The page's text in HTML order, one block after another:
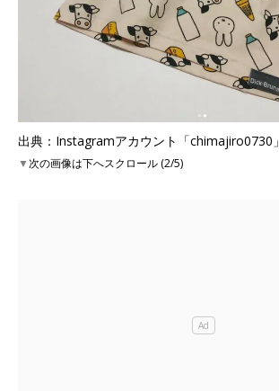
出典：Instagramアカウント「chimajiro0730」
▼次の画像は下へスクロール (2/5)